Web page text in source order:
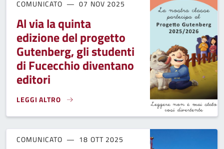
COMUNICATO 07 NOV 2025
Al via la quinta
edizione del progetto
Gutenberg, gli studenti
di Fucecchio diventano
editori
LEGGI ALTRO
AL VIA LA QUINTA EDIZIONE DEL PROGETTO GUTENBERG,
COMUNICATO 18 OTT 2025